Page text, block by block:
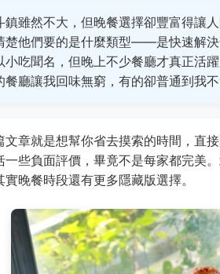
鎮雖然不大，但晚餐選擇卻豐富得讓
楚他們要的是什麼類型——是快速解
小吃聞名，但晚上不少餐廳才真正活
餐廳讓我回味無窮，有的卻普通到我不
文章就是想幫你省去摸索的時間，直
一些負面評價，畢竟不是每家都完美
實晚餐時段還有更多隱藏版選擇。